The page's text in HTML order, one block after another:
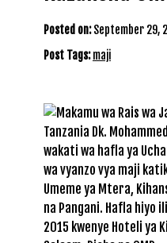
Posted on: September 29,
Post Tags:maji